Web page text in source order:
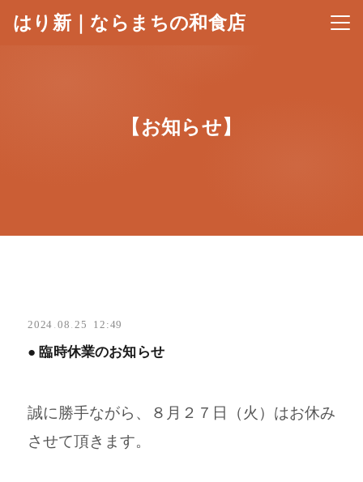
はり新｜ならまちの和食店 メニ
【お知らせ】
2024 . 08 . 25 12:49
● 臨時休業のお知らせ
誠に勝手ながら、８月２７日（火）はお休み
させて頂きます。